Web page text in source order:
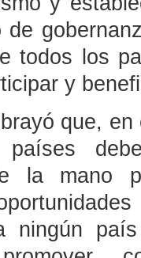
de
todos los
y
que,
la mano
ningún